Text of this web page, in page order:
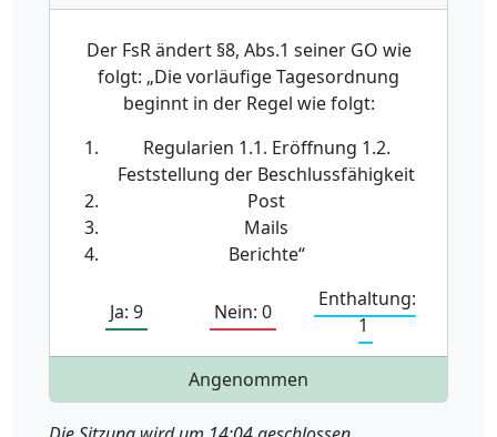
Der FsR ändert §8, Abs.1 seiner GO wie
folgt: „Die vorläufige Tagesordnung
beginnt in der Regel wie folgt:
Regularien 1.1. Eröffnung 1.2.
Feststellung der Beschlussfähigkeit
Post
Mails
Berichte“
Ja: 9 Nein: 0
Enthaltung:
1
Angenommen